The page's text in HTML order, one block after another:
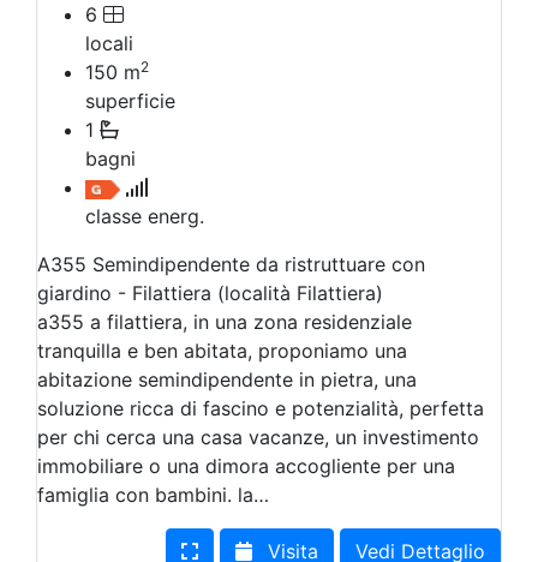
6
locali
150 m2
superficie
1
bagni
classe energ.
A355 Semindipendente da ristruttuare con
giardino - Filattiera (località Filattiera)
a355 a filattiera, in una zona residenziale
tranquilla e ben abitata, proponiamo una
abitazione semindipendente in pietra, una
soluzione ricca di fascino e potenzialità, perfetta
per chi cerca una casa vacanze, un investimento
immobiliare o una dimora accogliente per una
famiglia con bambini. la…
Visita Vedi Dettaglio